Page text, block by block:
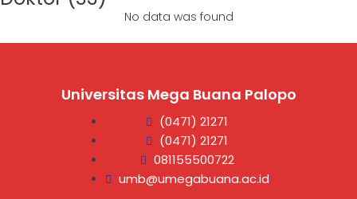
No data was found
Universitas Mega Buana Palopo
(0471) 21271
(0471) 21271
081155500722
umb@umegabuana.ac.id